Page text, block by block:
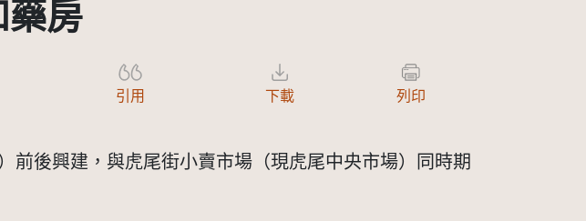
藥房
引用 下載 列印
前後興建，與虎尾街小賣市場（現虎尾中央市場）同時期